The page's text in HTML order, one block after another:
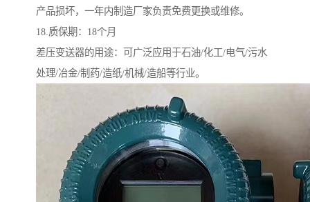
产品损坏，一年内制造厂家负责免费更换或维修。
18.质保期：18个月
差压变送器的用途：可广泛应用于石油/化工/电气/污水
处理/冶金/制药/造纸/机械/造船等行业。